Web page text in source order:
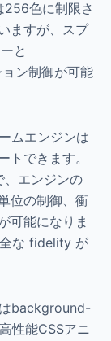
256色に制限さ
ますが、スプ
と
ン制御が可能
ムエンジンは
トできます。
、エンジンの
位の制御、衝
可能になりま
な fidelity が
background-
性能CSSアニ